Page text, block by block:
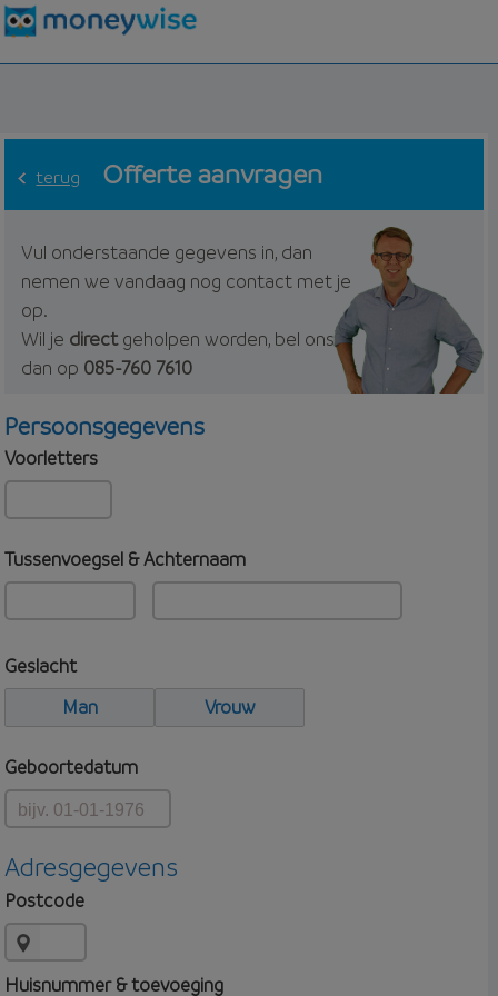
terug Offerte aanvragen
Vul onderstaande gegevens in, dan
nemen we vandaag nog contact met je
op.
Wil je directgeholpen worden, bel ons
dan op 085-760 7610
Persoonsgegevens
Voorletters
Tussenvoegsel & Achternaam
Geslacht
Man
Vrouw
Geboortedatum
Adresgegevens
Postcode
Huisnummer & toevoeging